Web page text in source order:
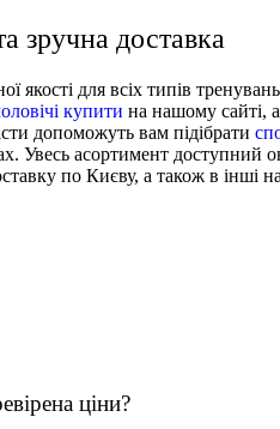
доставка
якості для всіх типів
купити на нашому сайті,
допоможуть вам підібрати
Увесь асортимент доступний
по Києву, а також в інші
ціни?